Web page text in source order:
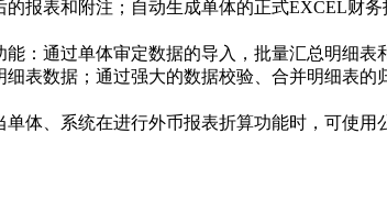
报表和附注；自动生成单体的正式EXCEL财务
：通过单体审定数据的导入，批量汇总明细
表数据；通过强大的数据校验、合并明细表的
体、系统在进行外币报表折算功能时，可使用